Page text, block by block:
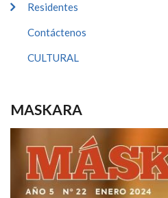
Residentes
Contáctenos
CULTURAL
MASKARA